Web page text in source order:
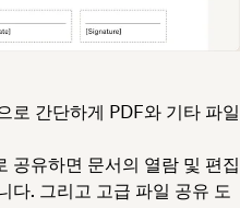
로 간단하게 PDF와 기타 파일
공유하면 문서의 열람 및 편집
다. 그리고 고급 파일 공유 도